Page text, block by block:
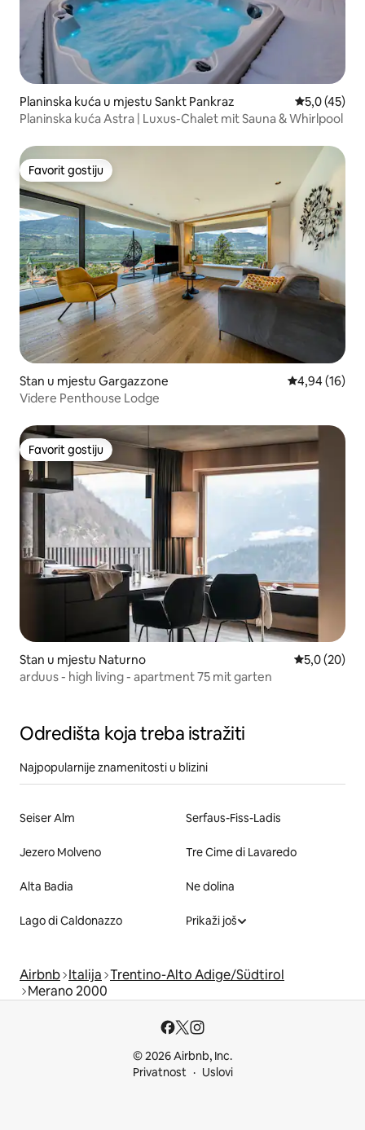
Planinska kuća u mjestu Sankt Pankraz prosječna
5,0 (45)
Planinska kuća Astra | Luxus-Chalet mit Sauna & Whirlpool
Favorit gostiju
Favorit gostiju
Stan u mjestu Gargazzone prosječna
4,94 (16)
Videre Penthouse Lodge
Favorit gostiju
Favorit gostiju
Stan u mjestu Naturno prosječna
5,0 (20)
arduus - high living - apartment 75 mit garten
Odredišta koja treba istražiti
Najpopularnije znamenitosti u blizini
Seiser Alm Serfaus-Fiss-Ladis
Jezero Molveno Tre Cime di Lavaredo
Alta Badia Ne dolina
Lago di Caldonazzo Prikaži još
Airbnb Italija Trentino-Alto Adige/Südtirol
Merano 2000
© 2026 Airbnb, Inc.
Privatnost
Uslovi